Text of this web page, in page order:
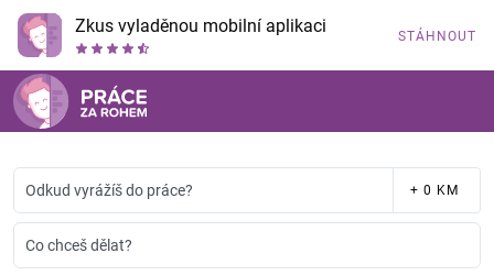
Zkus vyladěnou mobilní aplikaci STÁHNOUT
Odkud vyrážíš do práce? + 0 KM
Co chceš dělat?